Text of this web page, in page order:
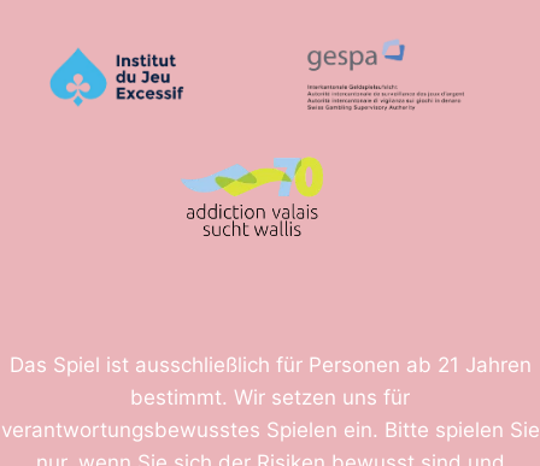
Das Spiel ist ausschließlich für Personen ab 21 Jahren
bestimmt. Wir setzen uns für
verantwortungsbewusstes Spielen ein. Bitte spielen Sie